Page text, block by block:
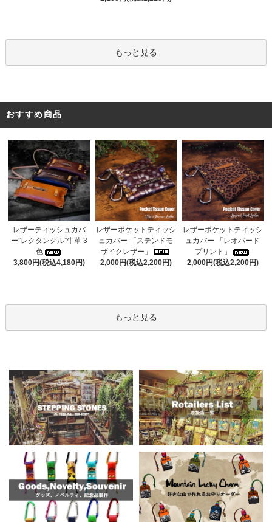
もっと見る
おすすめ商品
レザーティッシュカバ
ー”レクタングル”牛革 3
色
3,800円(税込4,180円)
レザーポケットティッシ
ュカバー 「ステンドモ
ザイクレザー」
2,000円(税込2,200円)
レザーポケットティッシ
ュカバー 「レオパード
プリント」
2,000円(税込2,200円)
もっと見る